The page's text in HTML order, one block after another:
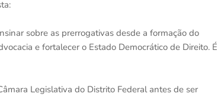
sobre as prerrogativas desde a formação do
e fortalecer o Estado Democrático de Direito. É
Legislativa do Distrito Federal antes de ser